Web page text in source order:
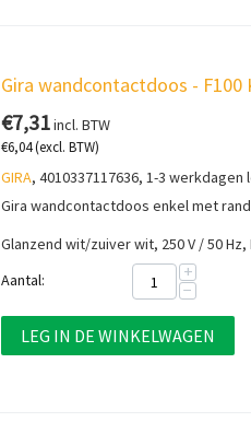
Gira wandcontactdoos - F100
€7,31incl. BTW
€6,04(excl. BTW)
GIRA, 4010337117636, 1-3 werkdagen
Gira wandcontactdoos enkel met
Glanzend wit/zuiver wit, 250 V / 50 Hz,
Aantal:
+
−
LEG IN DE WINKELWAGEN